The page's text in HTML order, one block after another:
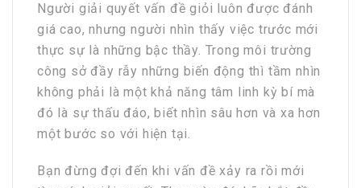
Người giải quyết vấn đề giỏi luôn được đánh
giá cao, nhưng người nhìn thấy việc trước mới
thực sự là những bậc thầy. Trong môi trường
công sở đầy rẫy những biến động thì tầm nhìn
không phải là một khả năng tâm linh kỳ bí mà
đó là sự thấu đáo, biết nhìn sâu hơn và xa hơn
một bước so với hiện tại.
Bạn đừng đợi đến khi vấn đề xảy ra rồi mới